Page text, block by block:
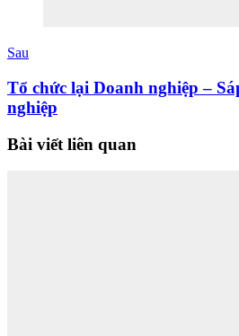
Sau
Tổ chức lại Doanh nghiệp –
nghiệp
Bài viết liên quan